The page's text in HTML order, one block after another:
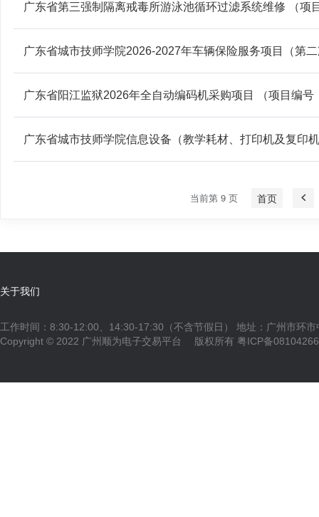
广东省第三强制隔离戒毒所游泳池循环过滤系统维修 （
广东省城市技师学院2026-2027年车辆保险服务项目（第
广东省阳江监狱2026年全自动编码机采购项目 （项目编
广东省城市技师学院信息设备（教学耗材、打印机及复印
当前第 9 页 首页
关于我们
工作时间：8:30-12:00、14:30-17:30（不含节假日） 地址：广州市环
Copyright © 2022 广州顺为电子交易平台 版权所有 粤ICP备